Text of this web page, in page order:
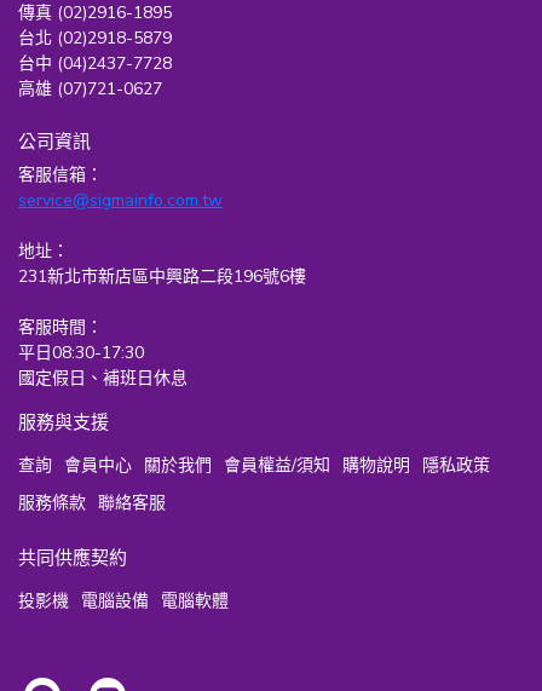
傳真 (02)2916-1895
台北 (02)2918-5879
台中 (04)2437-7728
高雄 (07)721-0627
公司資訊
客服信箱：
service@sigmainfo.com.tw
地址：
231新北市新店區中興路二段196號6樓
客服時間：
平日08:30-17:30
國定假日、補班日休息
服務與支援
查詢 會員中心 關於我們 會員權益/須知 購物說明
隱私政策
服務條款 聯絡客服
共同供應契約
投影機 電腦設備 電腦軟體